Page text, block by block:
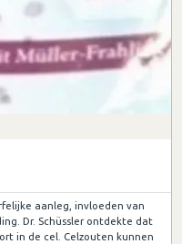
aanleg, invloeden van
Dr. Schüssler ontdekte dat
in de cel. Celzouten kunnen